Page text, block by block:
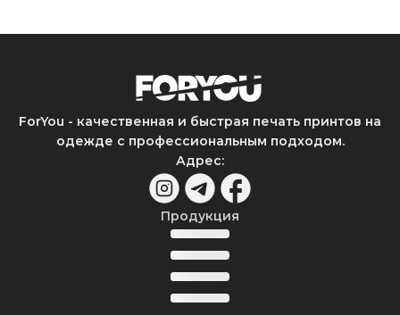
ForYou - качественная и быстрая печать принтов на
одежде с профессиональным подходом.
Адрес:
Продукция